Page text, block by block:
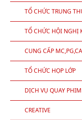
TỔ CHỨC TRUNG
TỔ CHỨC HỘI NGHỊ
CUNG CẤP
TỔ CHỨC HỌP LỚP
DỊCH VỤ QUAY
CREATIVE